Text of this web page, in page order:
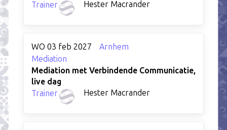
Trainer
Hester Macrander
WO 03 feb 2027
Arnhem
Mediation
Mediation met Verbindende Communicatie,
live dag
Trainer
Hester Macrander